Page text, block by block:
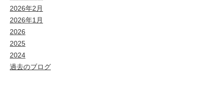
2026年2月
2026年1月
2026
2025
2024
過去のブログ